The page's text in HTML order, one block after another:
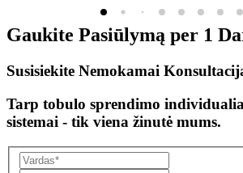
Gaukite Pasiūlymą per 1
Susisiekite Nemokamai
Tarp tobulo sprendimo
sistemai - tik viena žinutė mums.